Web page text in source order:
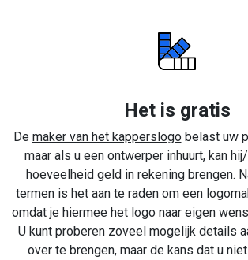
Het is gratis
De maker van het kapperslogobelast uw
maar als u een ontwerper inhuurt, kan
hoeveelheid geld in rekening brengen.
termen is het aan te raden om een
omdat je hiermee het logo naar eigen
U kunt proberen zoveel mogelijk details
over te brengen, maar de kans dat u